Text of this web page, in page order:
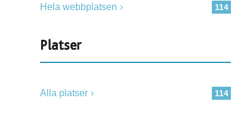
114
Hela webbplatsen
Platser
114
Alla platser